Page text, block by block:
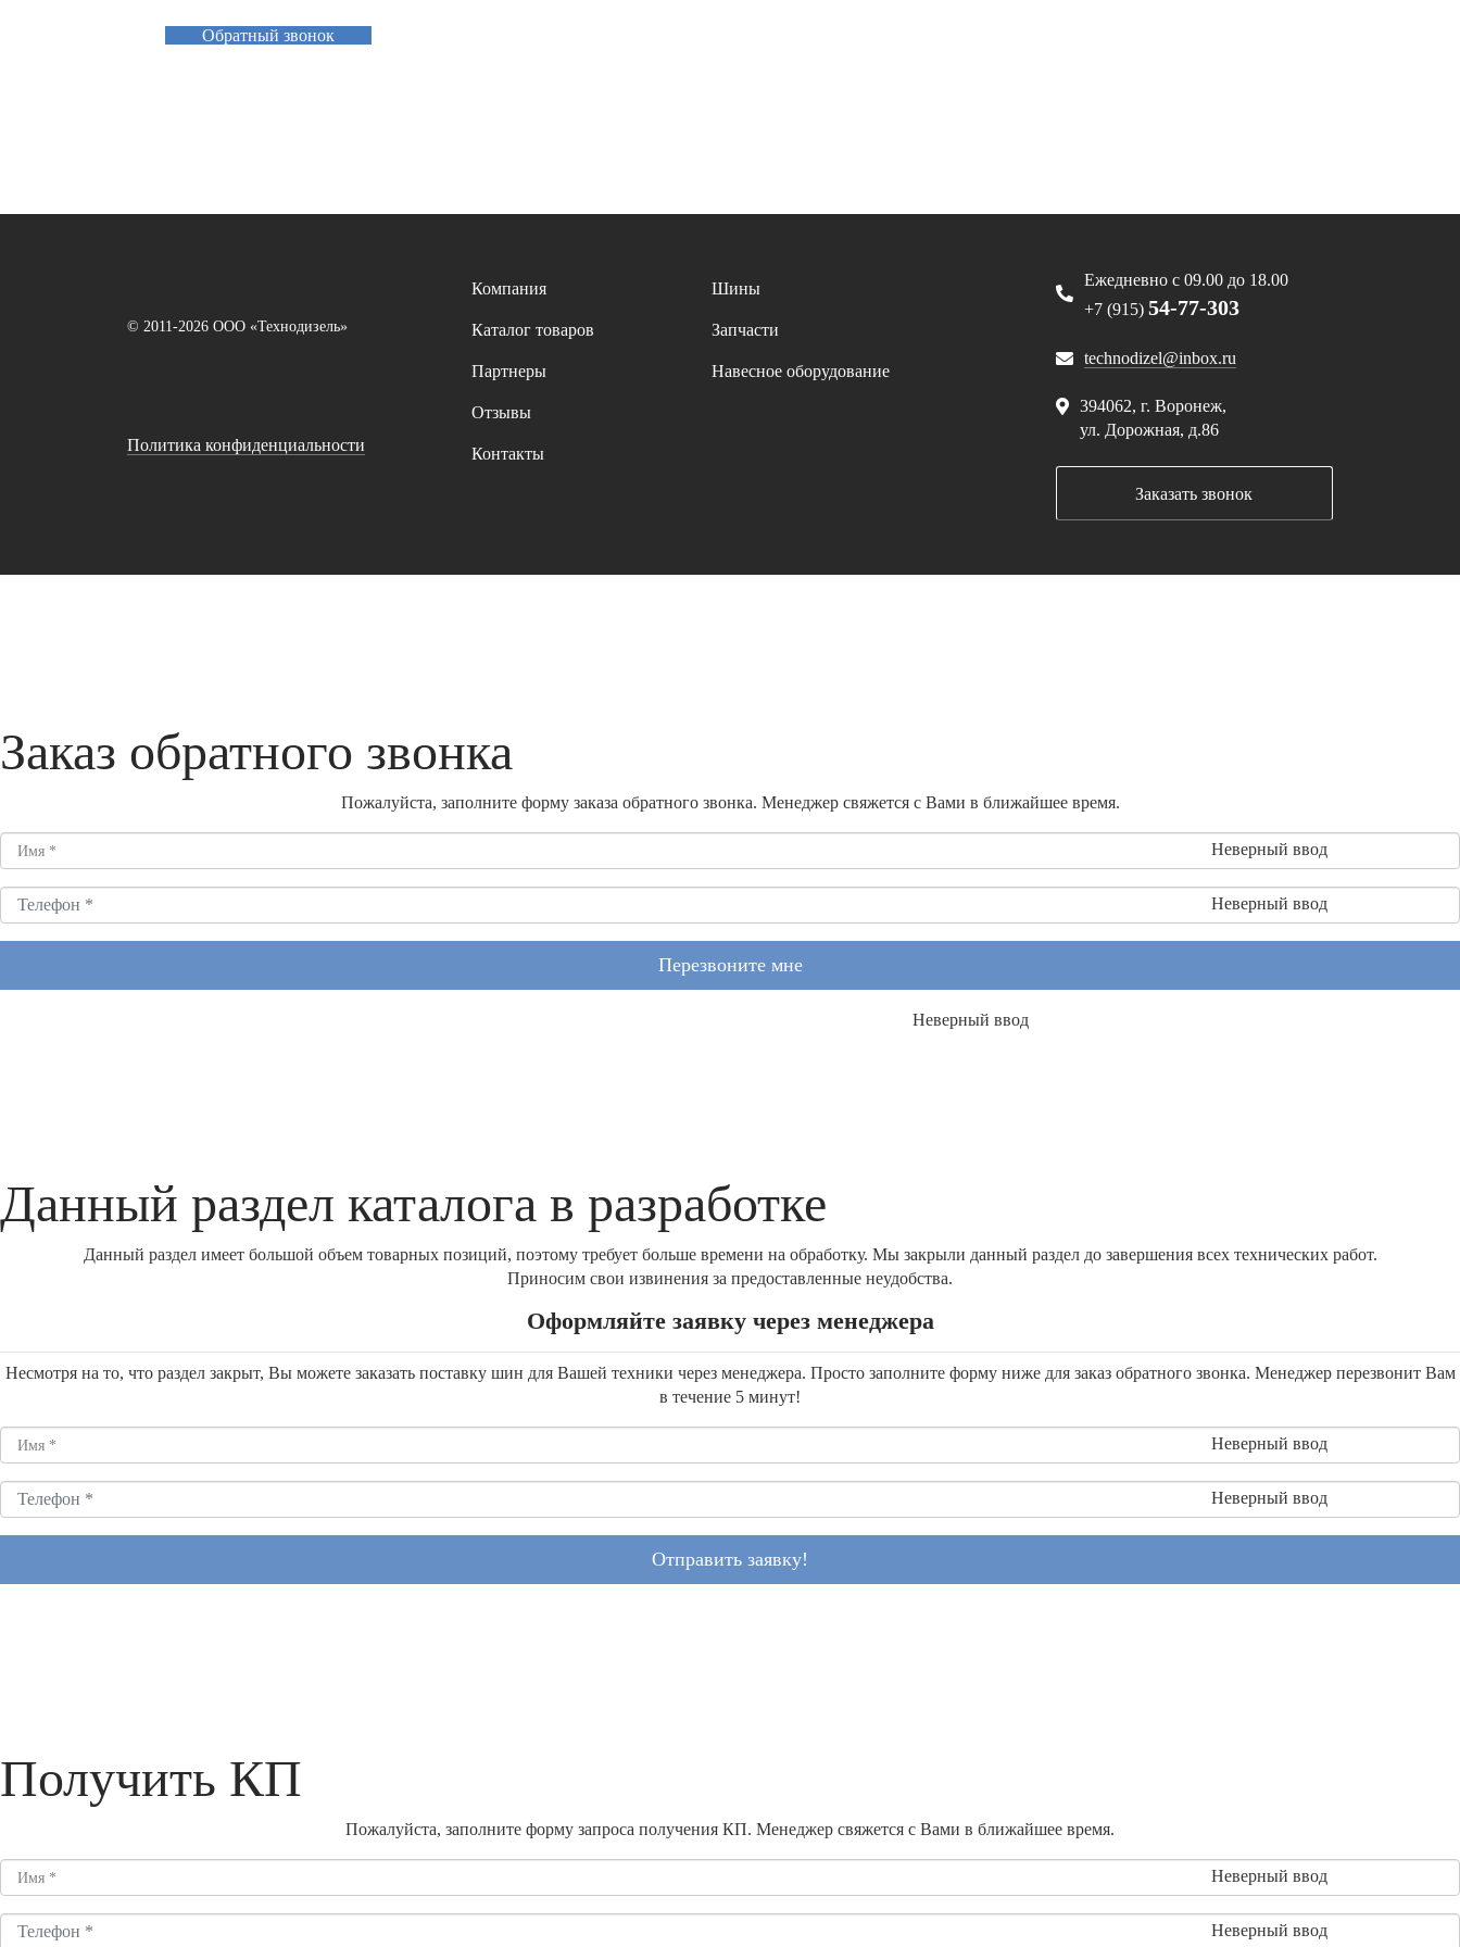
Обратный звонок
© 2011-2026 ООО «Технодизель»
Политика конфиденциальности
Компания
Каталог товаров
Партнеры
Отзывы
Контакты
Шины
Запчасти
Навесное оборудование
Ежедневно с 09.00 до 18.00
+7 (915) 54-77-303
technodizel@inbox.ru
394062, г. Воронеж,
ул. Дорожная, д.86
Заказать звонок
Заказ обратного звонка
Пожалуйста, заполните форму заказа обратного звонка. Менеджер свяжется с Вами в ближайшее время.
Неверный ввод
Неверный ввод
Перезвоните мне
Неверный ввод
Данный раздел каталога в разработке
Данный раздел имеет большой объем товарных позиций, поэтому требует больше времени на обработку. Мы закрыли данный раздел до завершения всех технических работ.
Приносим свои извинения за предоставленные неудобства.
Оформляйте заявку через менеджера
Несмотря на то, что раздел закрыт, Вы можете заказать поставку шин для Вашей техники через менеджера. Просто заполните форму ниже для заказ обратного звонка. Менеджер перезвонит Вам
в течение 5 минут!
Неверный ввод
Неверный ввод
Отправить заявку!
Получить КП
Пожалуйста, заполните форму запроса получения КП. Менеджер свяжется с Вами в ближайшее время.
Неверный ввод
Неверный ввод